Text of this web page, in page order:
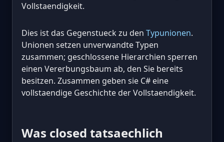
Vollstaendigkeit.
Dies ist das Gegenstueck zu den Typunionen.
Unionen setzen unverwandte Typen
zusammen; geschlossene Hierarchien sperren
einen Vererbungsbaum ab, den Sie bereits
besitzen. Zusammen geben sie C# eine
vollstaendige Geschichte der Vollstaendigkeit.
Was closed tatsaechlich